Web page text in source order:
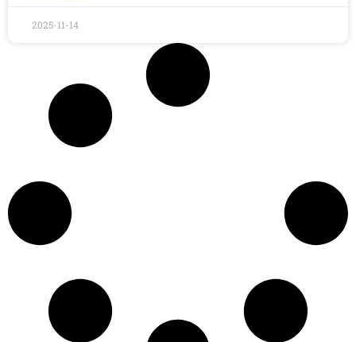
2025-11-14